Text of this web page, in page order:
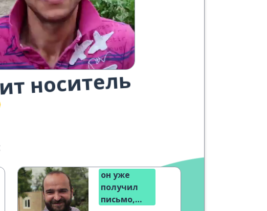
носитель
он уже
получил
письмо,